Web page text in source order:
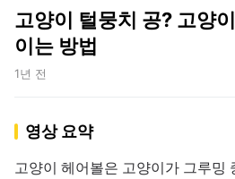
고양이 털뭉치 공? 고양
이는 방법
1년 전
영상 요약
고양이 헤어볼은 고양이가 그루밍